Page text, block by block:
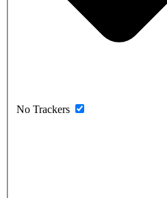
No Trackers